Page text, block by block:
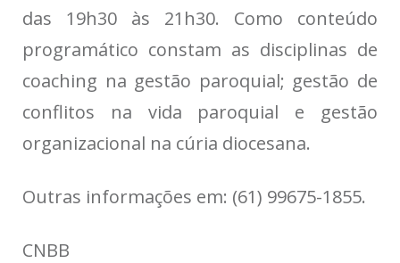
das 19h30 às 21h30. Como conteúdo
programático constam as disciplinas de
coaching na gestão paroquial; gestão de
conflitos na vida paroquial e gestão
organizacional na cúria diocesana.
Outras informações em: (61) 99675-1855.
CNBB